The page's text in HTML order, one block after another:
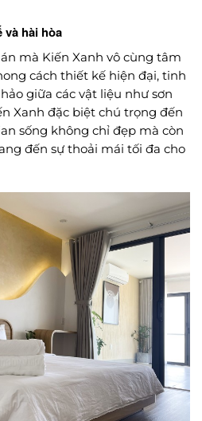
và hài hòa
mà Kiến Xanh vô cùng tâm
cách thiết kế hiện đại, tinh
giữa các vật liệu như sơn
Xanh đặc biệt chú trọng đến
sống không chỉ đẹp mà còn
đến sự thoải mái tối đa cho